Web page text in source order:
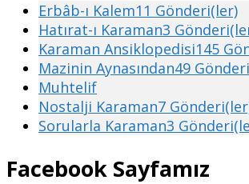
Erbâb-ı Kalem11 Gönderi(ler)
Hatırat-ı Karaman3
Karaman Ansiklopedisi145
Mazinin Aynasından49
Muhtelif
Nostalji Karaman7
Sorularla Karaman3
Facebook Sayfamız